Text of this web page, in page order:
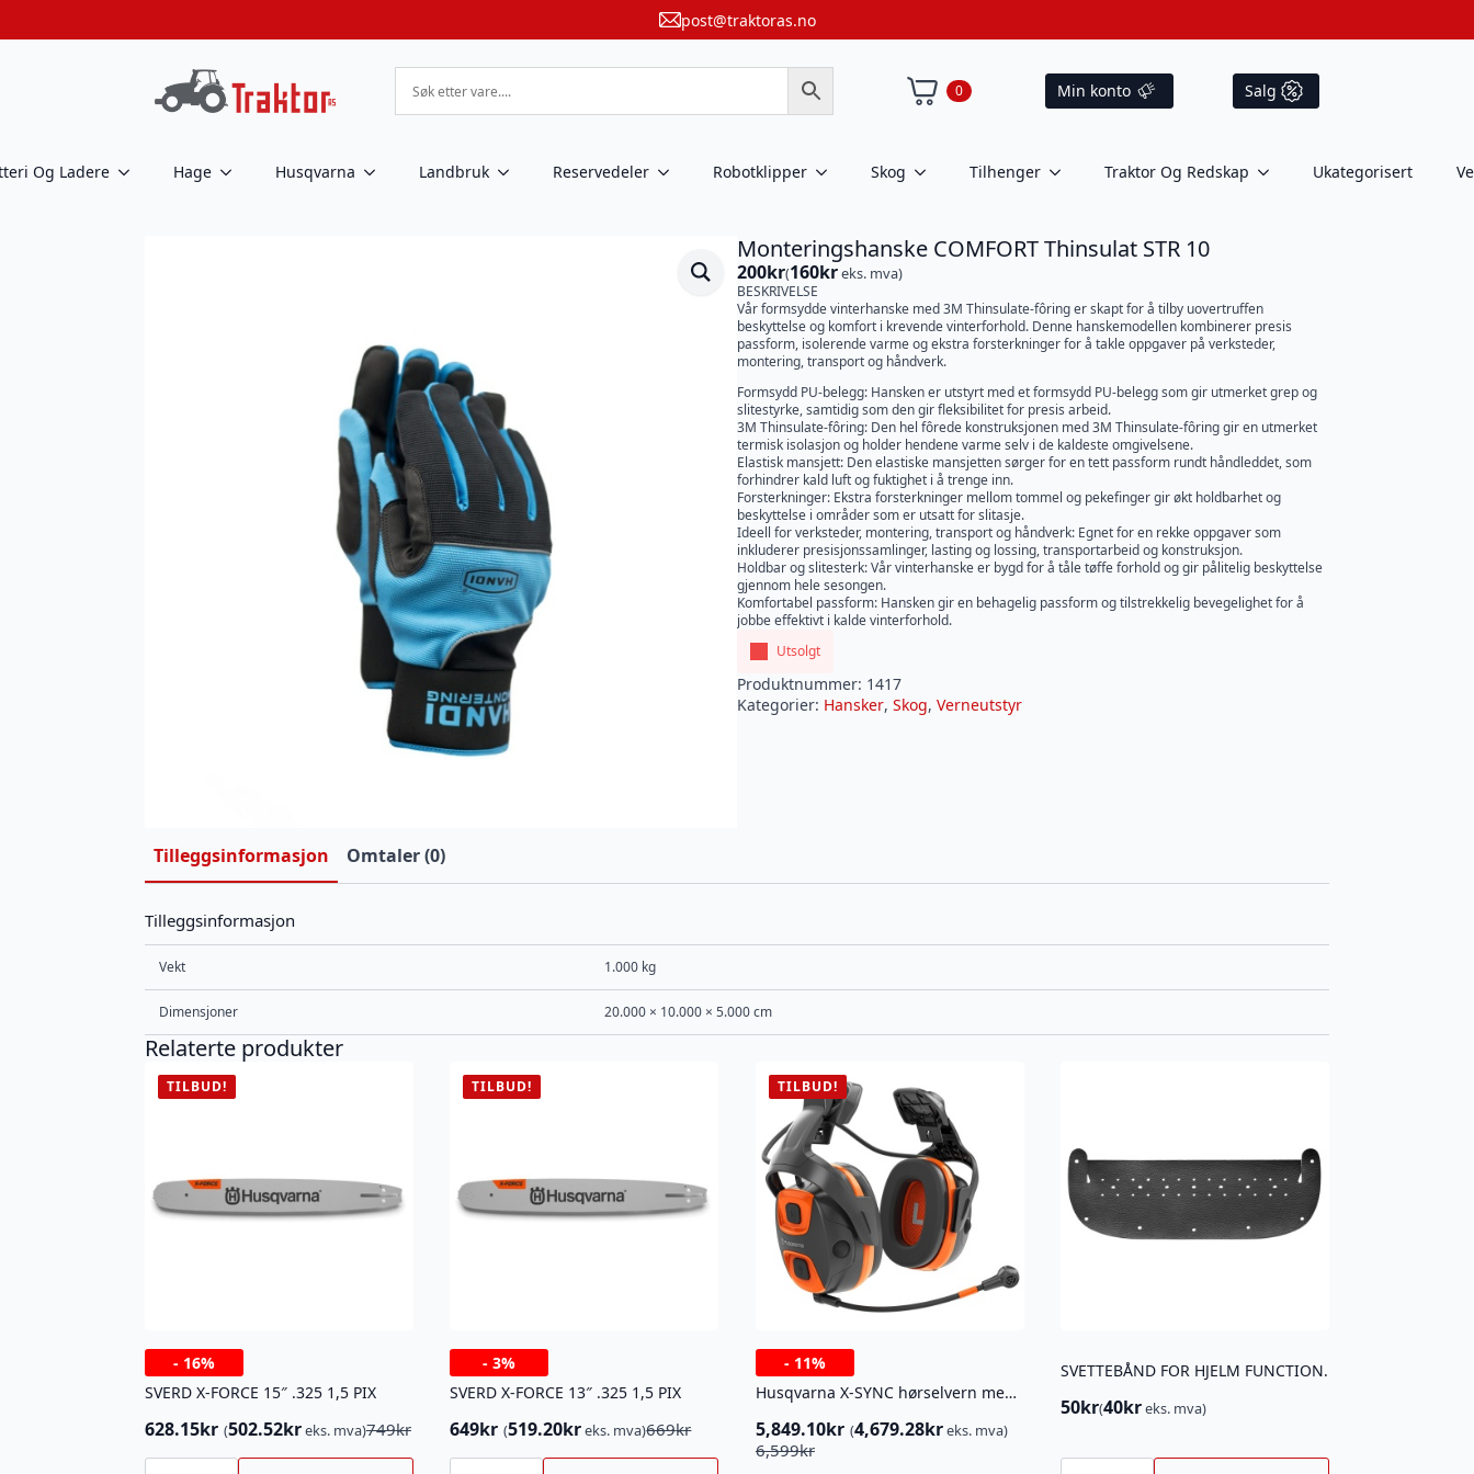
post@traktoras.no
0 Min konto Salg
Og Ladere Hage Husqvarna Landbruk Reservedeler Robotklipper Skog Tilhenger Traktor Og Redskap Ukategorisert
Monteringshanske COMFORT Thinsulat STR 10
200kr(160kreks. mva)
BESKRIVELSE
Vår formsydde vinterhanske med 3M Thinsulate-fôring er skapt for å tilby uovertruffen
beskyttelse og komfort i krevende vinterforhold. Denne hanskemodellen kombinerer presis
passform, isolerende varme og ekstra forsterkninger for å takle oppgaver på verksteder,
montering, transport og håndverk.
Formsydd PU-belegg: Hansken er utstyrt med et formsydd PU-belegg som gir utmerket grep og
slitestyrke, samtidig som den gir fleksibilitet for presis arbeid.
3M Thinsulate-fôring: Den hel fôrede konstruksjonen med 3M Thinsulate-fôring gir en utmerket
termisk isolasjon og holder hendene varme selv i de kaldeste omgivelsene.
Elastisk mansjett: Den elastiske mansjetten sørger for en tett passform rundt håndleddet, som
forhindrer kald luft og fuktighet i å trenge inn.
Forsterkninger: Ekstra forsterkninger mellom tommel og pekefinger gir økt holdbarhet og
beskyttelse i områder som er utsatt for slitasje.
Ideell for verksteder, montering, transport og håndverk: Egnet for en rekke oppgaver som
inkluderer presisjonssamlinger, lasting og lossing, transportarbeid og konstruksjon.
Holdbar og slitesterk: Vår vinterhanske er bygd for å tåle tøffe forhold og gir pålitelig beskyttelse
gjennom hele sesongen.
Komfortabel passform: Hansken gir en behagelig passform og tilstrekkelig bevegelighet for å
jobbe effektivt i kalde vinterforhold.
Utsolgt
Produktnummer: 1417
Kategorier: Hansker, Skog, Verneutstyr
Tilleggsinformasjon Omtaler (0)
Tilleggsinformasjon
Vekt 1.000 kg
Dimensjoner 20.000 × 10.000 × 5.000 cm
Relaterte produkter
TILBUD!
- 16%
SVERD X-FORCE 15″ .325 1,5 PIX
749kr
Opprinnelig
pris
628.15kr
Nåværende
pris
(502.52kreks. mva)
SVERD
TILBUD!
-3%
SVERD X-FORCE 13″ .325 1,5 PIX
669kr
Opprinnelig
pris
649kr
Nåværende
pris
(519.20kreks. mva)
SVERD
TILBUD!
- 11%
Husqvarna X-SYNC hørselvern med bluetooth, hjelmfeste
6,599kr
Opprinnelig
5,849.10kr
Nåværende
(4,679.28kreks. mva)
SVETTEBÅND FOR HJELM FUNCTION.
50kr(40kreks. mva)
SVETTEBÅND